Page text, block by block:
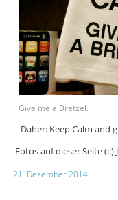
Give me a Bretzel.
Daher: Keep Calm and
Fotos auf dieser Seite (c)
21. Dezember 2014